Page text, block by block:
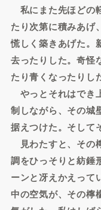
私にまた先ほどの
たり次第に積みあげ
慌しく築きあげた。
去ったりした。奇怪
たり青くなったりし
やっとそれはでき
制しながら、その城
据えつけた。そして
見わたすと、その
調をひっそりと紡錘
ーンと冴えかえって
中の空気が、その檸